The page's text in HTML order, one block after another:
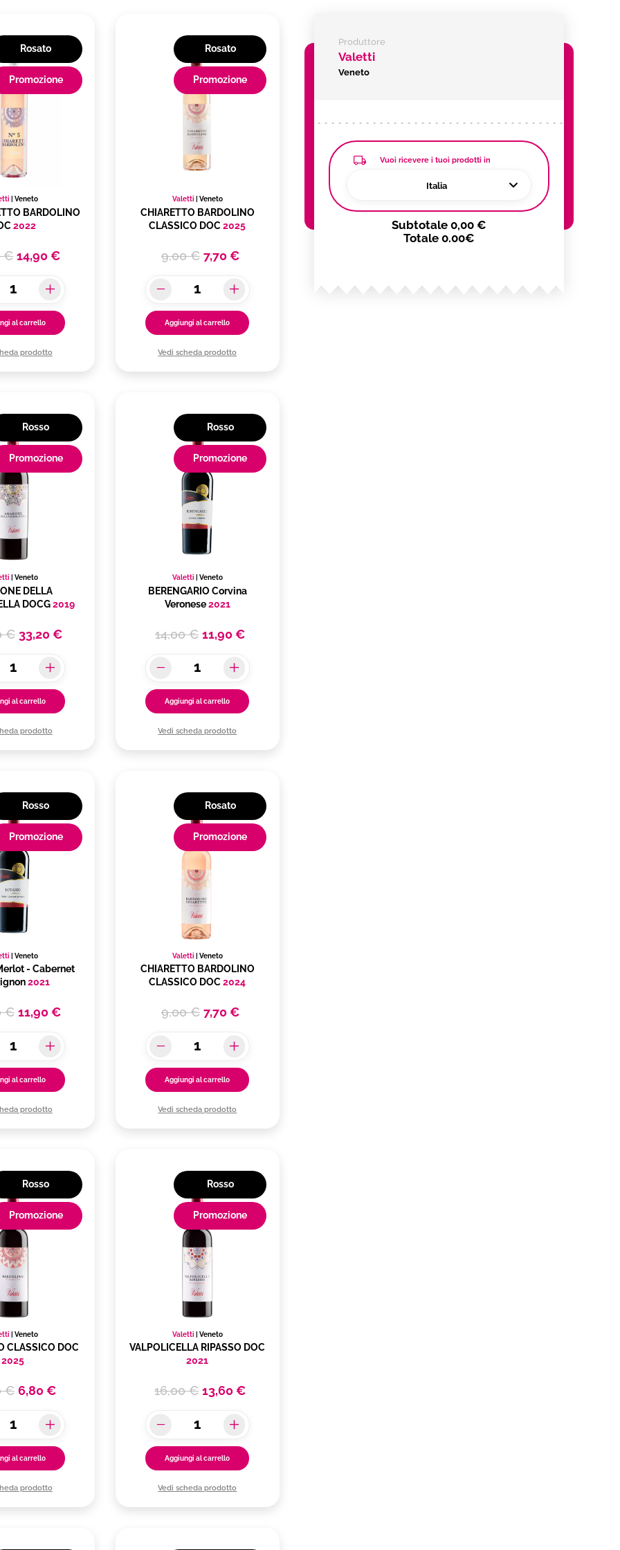
Rosato
Promozione
|Veneto
BARDOLINO
2022
€ 14,90 €
al carrello
prodotto
Rosato
Promozione
Valetti Veneto
CHIARETTO BARDOLINO
CLASSICO DOC2025
9,00 € 7,70 €
Aggiungi al carrello
Vedi scheda prodotto
Rosso
Promozione
|Veneto
DELLA
DOCG2019
€ 33,20 €
al carrello
prodotto
Rosso
Promozione
Valetti Veneto
BERENGARIO Corvina
Veronese2021
14,00 € 11,90 €
Aggiungi al carrello
Vedi scheda prodotto
Rosso
Promozione
|Veneto
- Cabernet
2021
€ 11,90 €
al carrello
prodotto
Rosato
Promozione
Valetti Veneto
CHIARETTO BARDOLINO
CLASSICO DOC2024
9,00 € 7,70 €
Aggiungi al carrello
Vedi scheda prodotto
Rosso
Promozione
|Veneto
CLASSICO DOC
2025
€ 6,80 €
al carrello
prodotto
Rosso
Promozione
Valetti Veneto
VALPOLICELLA RIPASSO DOC
2021
16,00 € 13,60 €
Aggiungi al carrello
Vedi scheda prodotto
Produttore
Valetti
Veneto
Vuoi ricevere i tuoi prodotti in
Italia
Subtotale 0,00 €
Totale 0.00€